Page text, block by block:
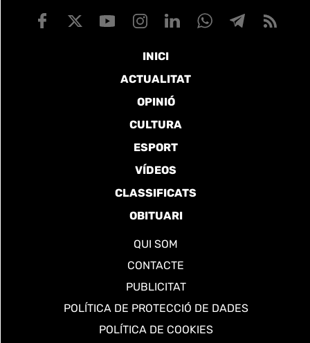
INICI
ACTUALITAT
OPINIÓ
CULTURA
ESPORT
VÍDEOS
CLASSIFICATS
OBITUARI
QUI SOM
CONTACTE
PUBLICITAT
POLÍTICA DE PROTECCIÓ DE DADES
POLÍTICA DE COOKIES